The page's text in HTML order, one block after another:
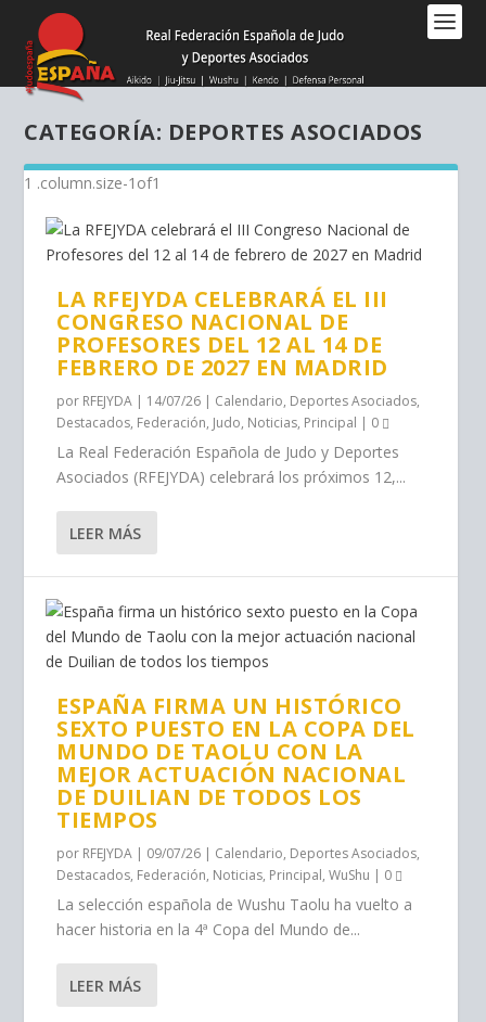
este
sitio
web
sistema
accesibilidad.
CATEGORÍA: DEPORTES ASOCIADOS
LA RFEJYDA CELEBRARÁ EL III
CONGRESO NACIONAL DE
PROFESORES DEL 12 AL 14 DE
FEBRERO DE 2027 EN MADRID
por RFEJYDA | 14/07/26 | Calendario, Deportes Asociados,
Destacados, Federación, Judo, Noticias, Principal | 0
La Real Federación Española de Judo y Deportes
Asociados (RFEJYDA) celebrará los próximos 12,...
LEER MÁS
ESPAÑA FIRMA UN HISTÓRICO
SEXTO PUESTO EN LA COPA DEL
MUNDO DE TAOLU CON LA
MEJOR ACTUACIÓN NACIONAL
DE DUILIAN DE TODOS LOS
TIEMPOS
por RFEJYDA | 09/07/26 | Calendario, Deportes Asociados,
Destacados, Federación, Noticias, Principal,WuShu | 0
La selección española de Wushu Taolu ha vuelto a
hacer historia en la 4ª Copa del Mundo de...
LEER MÁS